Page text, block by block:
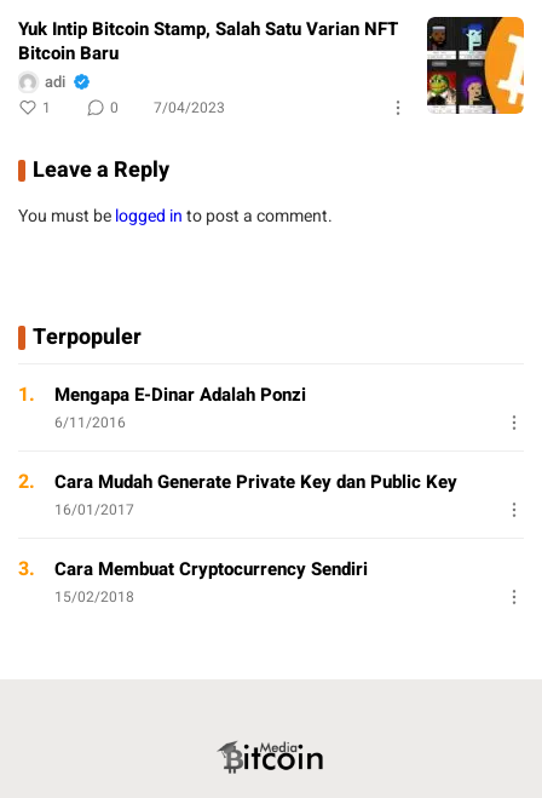
Yuk Intip Bitcoin Stamp, Salah Satu Varian NFT
Bitcoin Baru
adi
1 0 7/04/2023
Leave a Reply
You must belogged into post a comment.
Terpopuler
1. Mengapa E-Dinar Adalah Ponzi
6/11/2016
2. Cara Mudah Generate Private Key dan Public Key
16/01/2017
3. Cara Membuat Cryptocurrency Sendiri
15/02/2018